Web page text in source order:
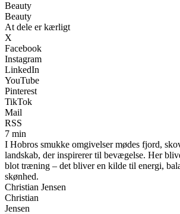
Beauty
Beauty
At dele er kærligt
X
Facebook
Instagram
LinkedIn
YouTube
Pinterest
TikTok
Mail
RSS
7 min
I Hobros smukke omgivelser mødes fjord,
landskab, der inspirerer til bevægelse. Her
blot træning – det bliver en kilde til energi,
skønhed.
Christian Jensen
Christian
Jensen